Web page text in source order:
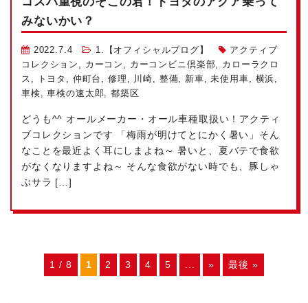
みないかい？
2022.7.4 1.【オフィシャルブログ】
アクティブ
コレクション
カーコン カーコンビニ倶楽部
カローラクロ
ス
トヨタ 仲町台 修理 川崎 整備 新車 ,未使用車 横浜
車検
,車検の速太郎 ,都築区
どうも^^ オールメーカー・オール車種取扱い！アクティ
ブコレクションです 「梅雨が明けてとにかく暑い」そん
なことを最近よく耳にしまよね～ 暑いと、夏バテで食欲
がなくなりますよね～ そんな食欲がない時でも、豚しゃ
ぶサラ […]
1 / 8 1 2 3 4 5 » 最後 »